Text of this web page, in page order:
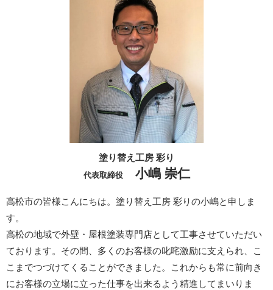
塗り替え工房 彩り
代表取締役 小嶋 崇仁
高松市の皆様こんにちは。塗り替え工房 彩りの小嶋と申しま
す。
高松の地域で外壁・屋根塗装専門店として工事させていただい
ております。その間、多くのお客様の叱咤激励に支えられ、こ
こまでつづけてくることができました。これからも常に前向き
にお客様の立場に立った仕事を出来るよう精進してまいりま